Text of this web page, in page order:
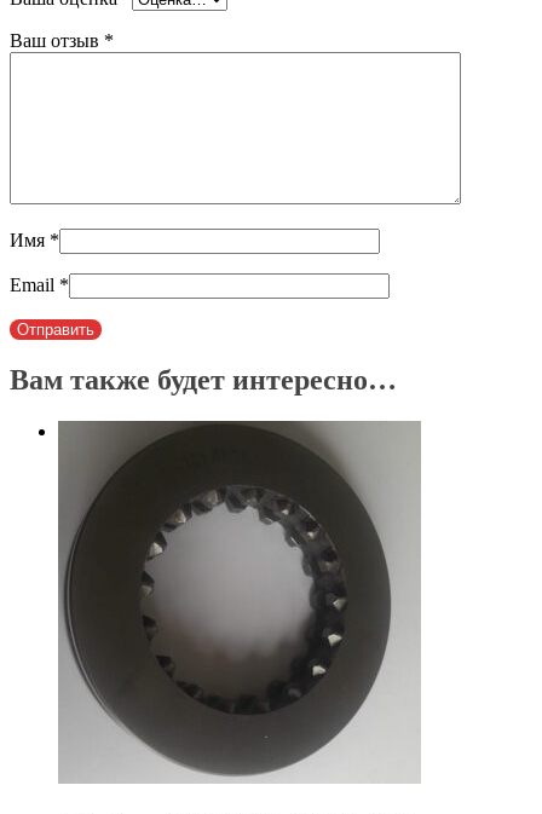
Ваш отзыв *
Имя *
Email *
Вам также будет интересно…